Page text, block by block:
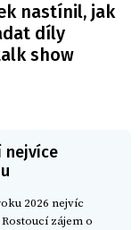
nastínil, jak
díly
show
nejvíce
2026 nejvíc
zájem o